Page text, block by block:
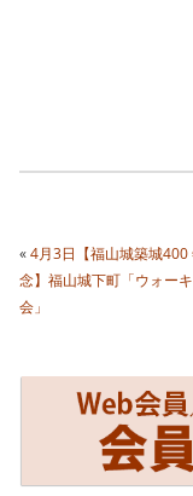
«4月3日【福山城築城400
念】福山城下町「ウォー
会」